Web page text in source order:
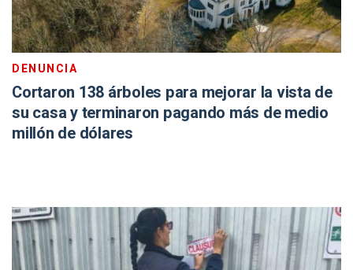
DENUNCIA
Cortaron 138 árboles para mejorar la vista de
su casa y terminaron pagando más de medio
millón de dólares